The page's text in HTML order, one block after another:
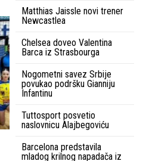
Matthias Jaissle novi trener
Newcastlea
Chelsea doveo Valentina
Barca iz Strasbourga
Nogometni savez Srbije
povukao podršku Gianniju
Infantinu
Tuttosport posvetio
naslovnicu Alajbegoviću
Barcelona predstavila
mladog krilnog napadača iz